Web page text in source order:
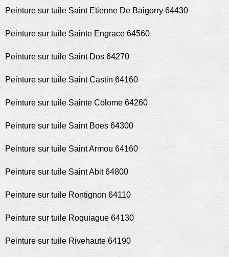
Peinture sur tuile Saint Etienne De Baigorry 64430
Peinture sur tuile Sainte Engrace 64560
Peinture sur tuile Saint Dos 64270
Peinture sur tuile Saint Castin 64160
Peinture sur tuile Sainte Colome 64260
Peinture sur tuile Saint Boes 64300
Peinture sur tuile Saint Armou 64160
Peinture sur tuile Saint Abit 64800
Peinture sur tuile Rontignon 64110
Peinture sur tuile Roquiague 64130
Peinture sur tuile Rivehaute 64190